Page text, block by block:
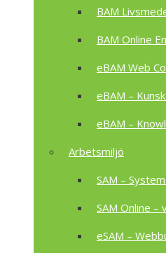
BAM
BAM Online
eBAM Web
eBAM –
eBAM –
Arbetsmiljö
SAM –
SAM Online –
eSAM –